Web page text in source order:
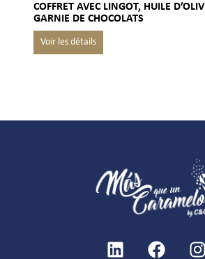
COFFRET AVEC LINGOT, HUILE
GARNIE DE CHOCOLATS